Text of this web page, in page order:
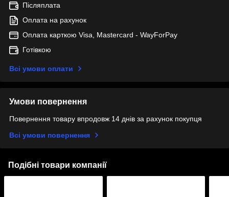
Післяплата
Оплата на рахунок
Оплата карткою Visa, Mastercard - WayForPay
Готівкою
Всі умови оплати
Умови повернення
Повернення товару впродовж 14 днів за рахунок покупця
Всі умови повернення
Подібні товари компанії